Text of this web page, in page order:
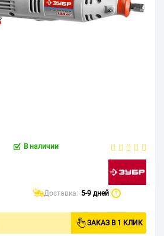
В наличии
Доставка: 5-9 дней ?
ЗАКАЗ В 1 КЛИК